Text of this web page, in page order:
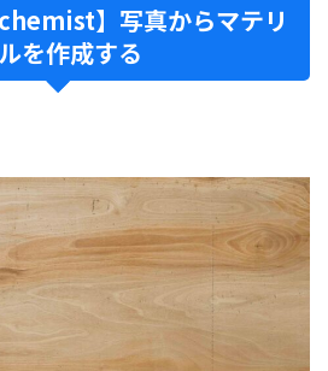
】写真からマテリ
を作成する